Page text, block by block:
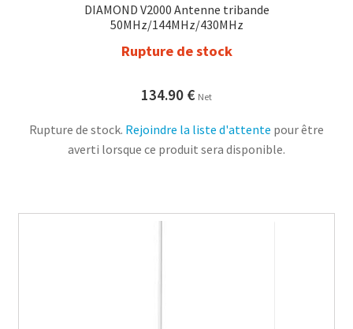
DIAMOND V2000 Antenne tribande
50MHz/144MHz/430MHz
Rupture de stock
134.90 € Net
Rupture de stock. Rejoindre la liste d'attente pour être
averti lorsque ce produit sera disponible.